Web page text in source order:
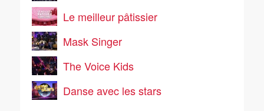
Le meilleur pâtissier
Mask Singer
The Voice Kids
Danse avec les stars